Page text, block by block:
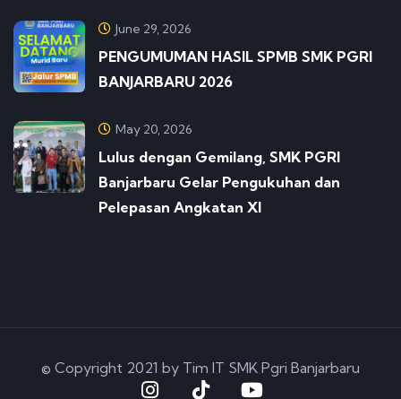
June 29, 2026
PENGUMUMAN HASIL SPMB SMK PGRI
BANJARBARU 2026
May 20, 2026
Lulus dengan Gemilang, SMK PGRI
Banjarbaru Gelar Pengukuhan dan
Pelepasan Angkatan XI
© Copyright 2021 by Tim IT SMK Pgri Banjarbaru